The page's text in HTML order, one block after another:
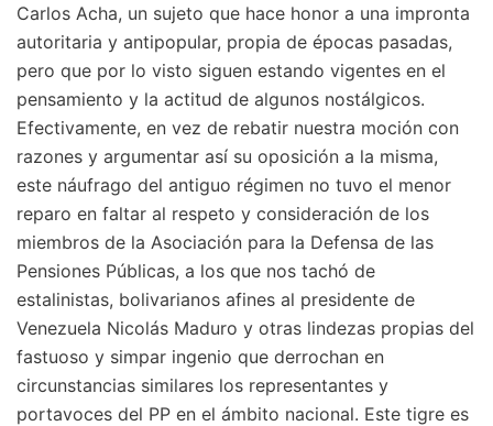
Carlos Acha, un sujeto que hace honor a una impronta
autoritaria y antipopular, propia de épocas pasadas,
pero que por lo visto siguen estando vigentes en el
pensamiento y la actitud de algunos nostálgicos.
Efectivamente, en vez de rebatir nuestra moción con
razones y argumentar así su oposición a la misma,
este náufrago del antiguo régimen no tuvo el menor
reparo en faltar al respeto y consideración de los
miembros de la Asociación para la Defensa de las
Pensiones Públicas, a los que nos tachó de
estalinistas, bolivarianos afines al presidente de
Venezuela Nicolás Maduro y otras lindezas propias del
fastuoso y simpar ingenio que derrochan en
circunstancias similares los representantes y
portavoces del PP en el ámbito nacional. Este tigre es